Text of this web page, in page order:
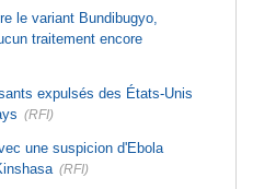
le variant Bundibugyo,
traitement encore
expulsés des États-Unis
(RFI)
une suspicion d'Ebola
(RFI)